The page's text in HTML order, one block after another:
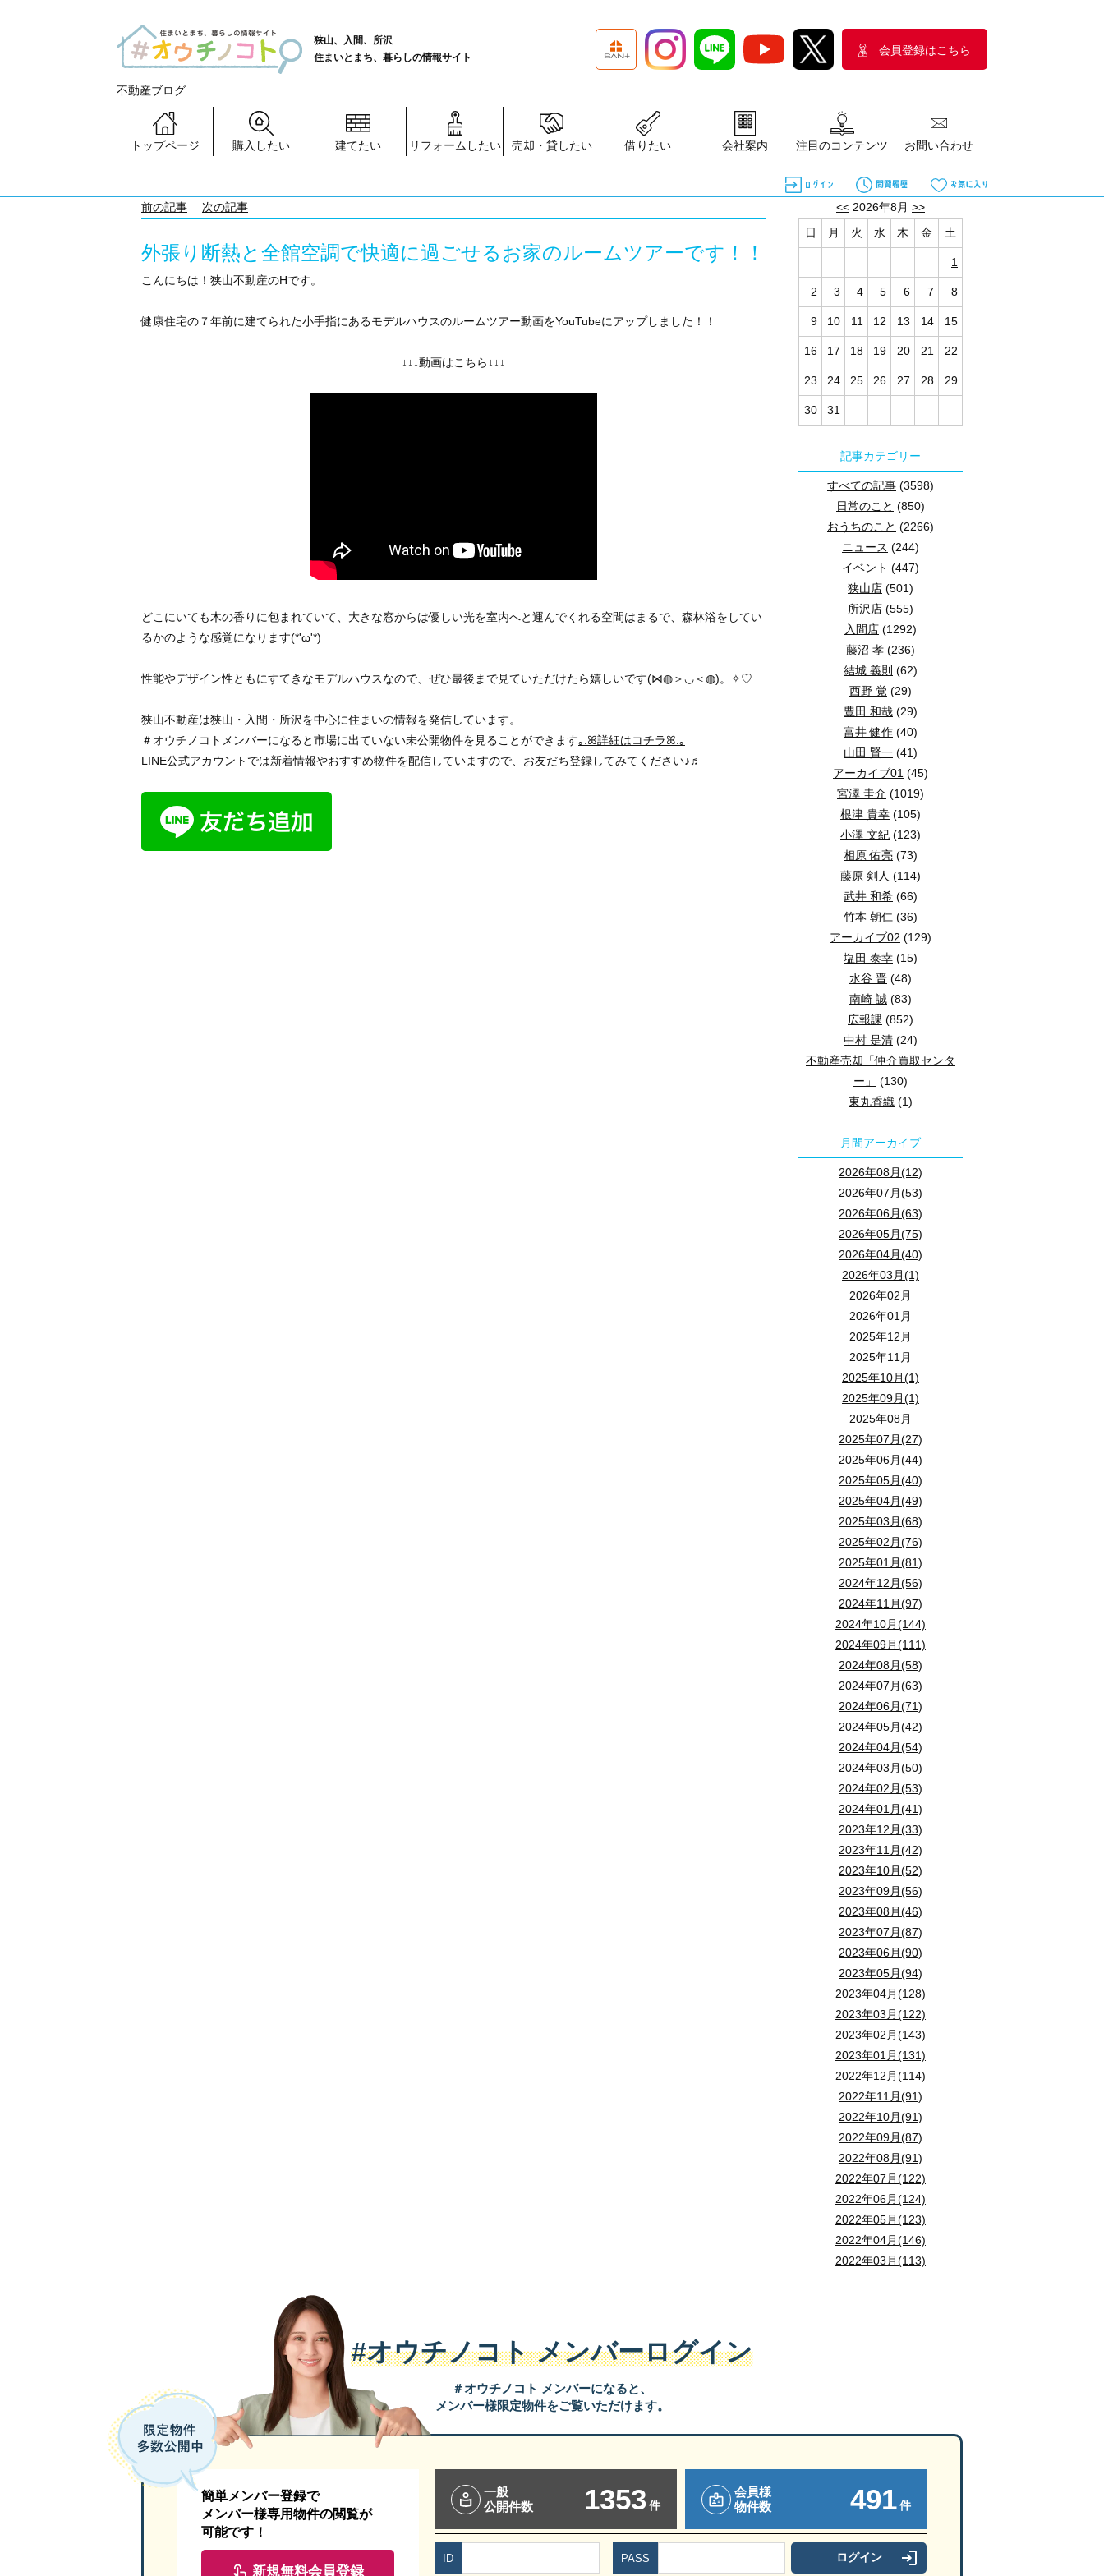
狭山、入間、所沢
住まいとまち、暮らしの情報サイト
会員登録はこちら
不動産ブログ
トップページ 購入したい 建てたい リフォームしたい 売却・貸したい 借りたい 会社案内 注目のコンテンツ お問い合わせ
<< 2026年8月 >>
日
月 火 水 木 金 土
1
2 3 4 5 6 7 8
9 10 11 12 13 14 15
16 17 18 19 20 21 22
23 24 25 26 27 28 29
30 31
記事カテゴリー
すべての記事 (3598)
日常のこと (850)
おうちのこと (2266)
ニュース (244)
イベント (447)
狭山店 (501)
所沢店 (555)
入間店 (1292)
藤沼 孝 (236)
結城 義則 (62)
西野 覚 (29)
豊田 和哉 (29)
富井 健作 (40)
山田 賢一 (41)
アーカイブ01 (45)
宮澤 圭介 (1019)
根津 貴幸 (105)
小澤 文紀 (123)
相原 佑亮 (73)
藤原 剣人 (114)
武井 和希 (66)
竹本 朝仁 (36)
アーカイブ02 (129)
塩田 泰幸 (15)
水谷 晋 (48)
南崎 誠 (83)
広報課 (852)
中村 是清 (24)
不動産売却「仲介買取センタ
ー」
(130)
東丸香織 (1)
月間アーカイブ
2026年08月(12)
2026年07月(53)
2026年06月(63)
2026年05月(75)
2026年04月(40)
2026年03月(1)
2026年02月
2026年01月
2025年12月
2025年11月
2025年10月(1)
2025年09月(1)
2025年08月
2025年07月(27)
2025年06月(44)
2025年05月(40)
2025年04月(49)
2025年03月(68)
2025年02月(76)
2025年01月(81)
2024年12月(56)
2024年11月(97)
2024年10月(144)
2024年09月(111)
2024年08月(58)
2024年07月(63)
2024年06月(71)
2024年05月(42)
2024年04月(54)
2024年03月(50)
2024年02月(53)
2024年01月(41)
2023年12月(33)
2023年11月(42)
2023年10月(52)
2023年09月(56)
2023年08月(46)
2023年07月(87)
2023年06月(90)
2023年05月(94)
2023年04月(128)
2023年03月(122)
2023年02月(143)
2023年01月(131)
2022年12月(114)
2022年11月(91)
2022年10月(91)
2022年09月(87)
2022年08月(91)
2022年07月(122)
2022年06月(124)
2022年05月(123)
2022年04月(146)
2022年03月(113)
前の記事 次の記事
外張り断熱と全館空調で快適に過ごせるお家のルームツアーです！！
こんにちは！狭山不動産のHです。
健康住宅の７年前に建てられた小手指にあるモデルハウスのルームツアー動画をYouTubeにアップしました！！
↓↓↓動画はこちら↓↓↓
どこにいても木の香りに包まれていて、大きな窓からは優しい光を室内へと運んでくれる空間はまるで、森林浴をしてい
るかのような感覚になります(*'ω'*)
性能やデザイン性ともにすてきなモデルハウスなので、ぜひ最後まで見ていただけたら嬉しいです(⋈◍＞◡＜◍)。✧♡
狭山不動産は狭山・入間・所沢を中心に住まいの情報を発信しています。
＃オウチノコトメンバーになると市場に出ていない未公開物件を見ることができます｡.ꕤ詳細はコチラꕤ.｡
LINE公式アカウントでは新着情報やおすすめ物件を配信していますので、お友だち登録してみてください♪♬
#オウチノコトメンバーログイン
＃オウチノコト メンバーになると、
メンバー様限定物件をご覧いただけます。
簡単メンバー登録で
メンバー様専用物件の閲覧が
可能です！
新規無料会員登録
一般
公開件数
1353件
会員様
物件数
491件
ID PASS